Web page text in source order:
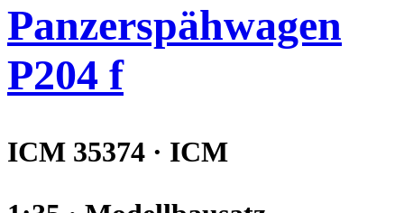
Panzerspähwagen
P204 f
ICM 35374 · ICM